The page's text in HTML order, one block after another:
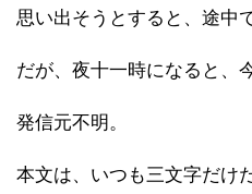
思い出そうとすると、途中
だが、夜十一時になると、
発信元不明。
本文は、いつも三文字だけだ